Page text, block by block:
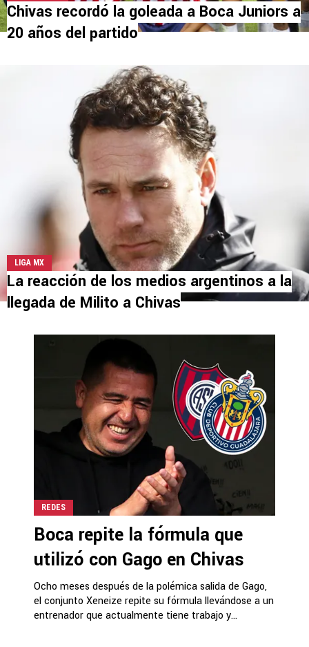
Chivas recordó la goleada a Boca Juniors a
20 años del partido
LIGA MX
La reacción de los medios argentinos a la
llegada de Milito a Chivas
REDES
Boca repite la fórmula que
utilizó con Gago en Chivas
Ocho meses después de la polémica salida de Gago,
el conjunto Xeneize repite su fórmula llevándose a un
entrenador que actualmente tiene trabajo y...